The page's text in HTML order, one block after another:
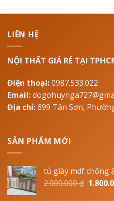
LIÊN HỆ
NỘI THẤT GIÁ RẺ TẠI
Điện thoại:0987.533.022
Email:
Địa chỉ:699 Tân Sơn,
SẢN PHẨM MỚI
tủ giày mdf chống
2.000.000₫